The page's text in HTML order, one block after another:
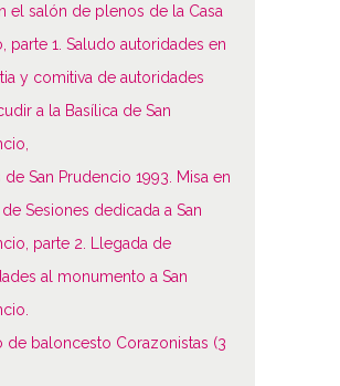
el salón de plenos de la Casa
parte 1. Saludo autoridades en
y comitiva de autoridades
a la Basílica de San
de San Prudencio 1993. Misa en
de Sesiones dedicada a San
parte 2. Llegada de
al monumento a San
de baloncesto Corazonistas (3